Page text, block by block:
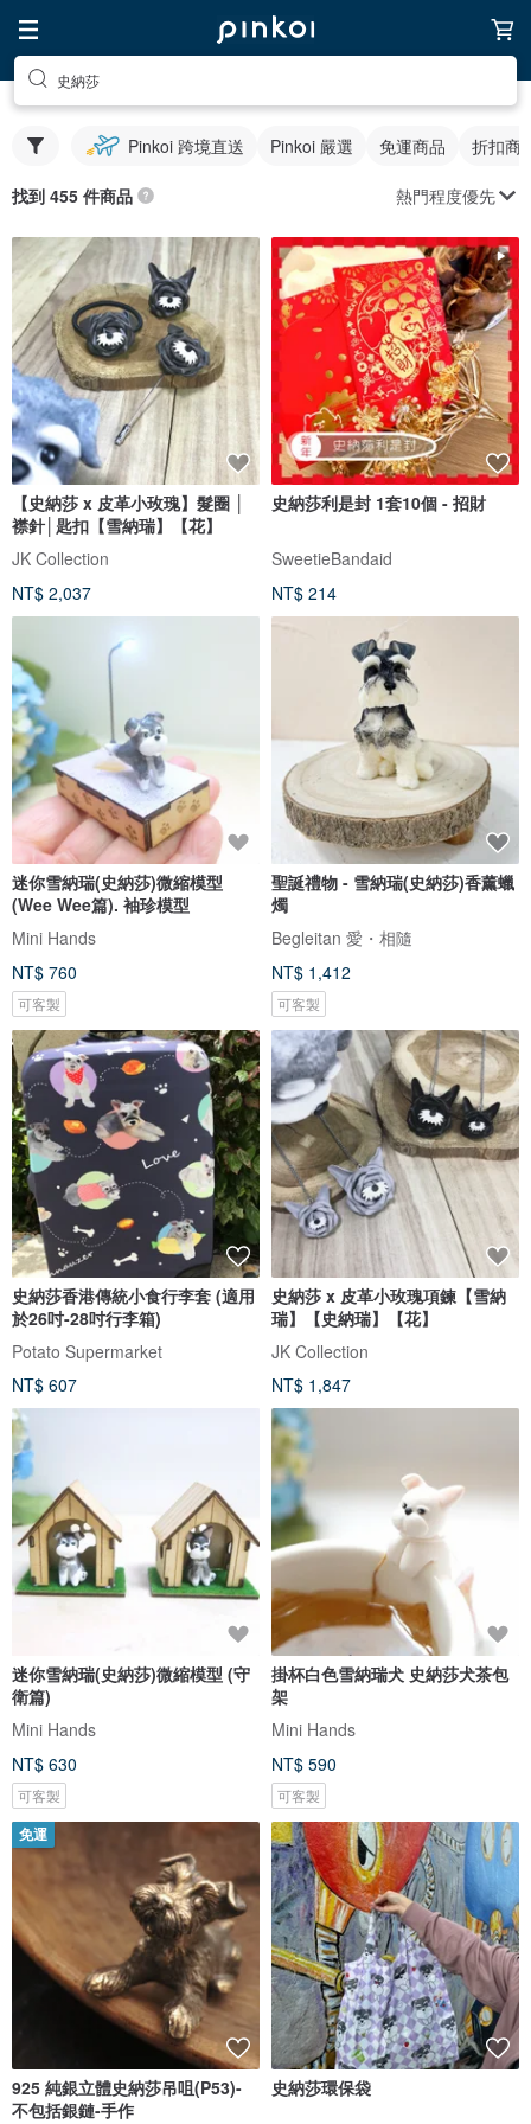
史納莎
Pinkoi 跨境直送 Pinkoi 嚴選 免運商品 折扣商
找到 455 件商品 熱門程度優先
【史納莎 x 皮革小玫瑰】髮圈 │
襟針│匙扣【雪納瑞】【花】
JK Collection
NT$ 2,037
史納莎利是封 1套10個 - 招財
SweetieBandaid
NT$ 214
迷你雪納瑞(史納莎)微縮模型
(Wee Wee篇). 袖珍模型
Mini Hands
NT$ 760
可客製
聖誕禮物 - 雪納瑞(史納莎)香薰蠟
燭
Begleitan 愛・相隨
NT$ 1,412
可客製
史納莎香港傳統小食行李套 (適用
於26吋-28吋行李箱)
Potato Supermarket
NT$ 607
史納莎 x 皮革小玫瑰項鍊【雪納
瑞】【史納瑞】【花】
JK Collection
NT$ 1,847
迷你雪納瑞(史納莎)微縮模型 (守
衛篇)
Mini Hands
NT$ 630
可客製
掛杯白色雪納瑞犬 史納莎犬茶包
架
Mini Hands
NT$ 590
可客製
免運
925 純銀立體史納莎吊咀(P53)-
不包括銀鏈-手作
史納莎環保袋